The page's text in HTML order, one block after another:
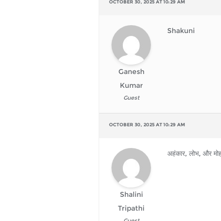
OCTOBER 30, 2025 AT 10:29 AM
Ganesh
Kumar
Guest
Shakuni
OCTOBER 30, 2025 AT 10:29 AM
Shalini
Tripathi
अहंकार, लोभ, और